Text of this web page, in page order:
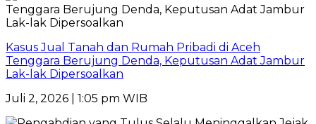
Kasus Jual Tanah dan Rumah Pribadi di Aceh
Tenggara Berujung Denda, Keputusan Adat Jambur
Lak-lak Dipersoalkan
Juli 2, 2026 | 1:05 pm WIB